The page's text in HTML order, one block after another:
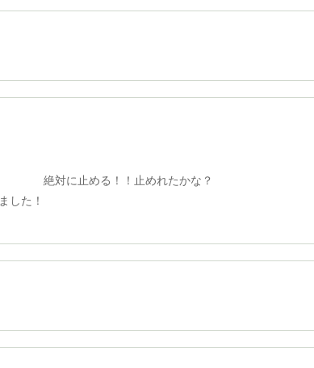
絶対に止める！！止めれたかな？ お
ました！